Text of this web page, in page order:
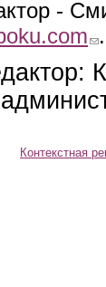
-
Контекстная